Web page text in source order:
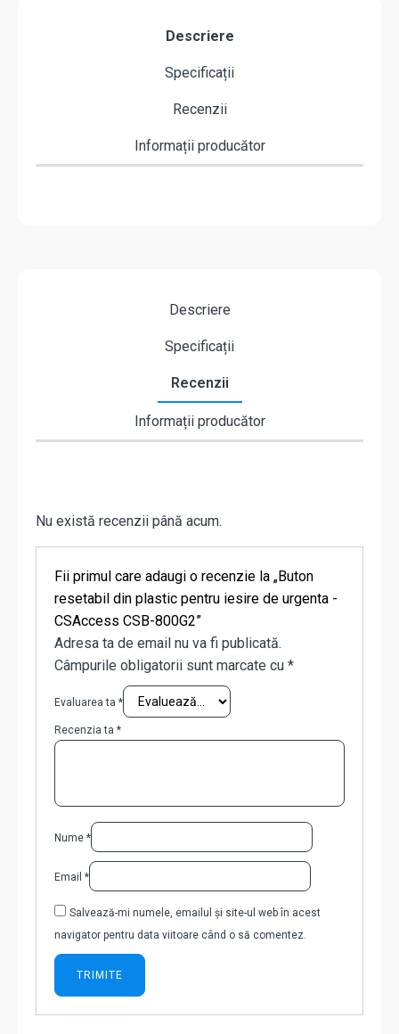
Descriere
Specificații
Recenzii
Informații producător
Descriere
Specificații
Recenzii
Informații producător
Nu există recenzii până acum.
Fii primul care adaugi o recenzie la „Buton
resetabil din plastic pentru iesire de urgenta -
CSAccess CSB-800G2”
Adresa ta de email nu va fi publicată.
Câmpurile obligatorii sunt marcate cu *
Evaluarea ta *
Recenzia ta *
Nume *
Email *
Salvează-mi numele, emailul și site-ul web în acest
navigator pentru data viitoare când o să comentez.